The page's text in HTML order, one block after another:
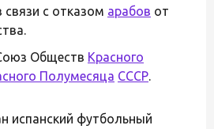
связи с отказом арабов от
Обществ Красного
Полумесяца СССР.
испанский футбольный